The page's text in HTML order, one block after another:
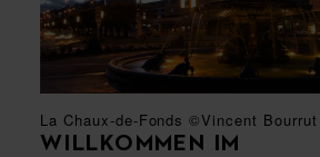
La Chaux-de-Fonds ©Vincent Bourrut
WILLKOMMEN IM